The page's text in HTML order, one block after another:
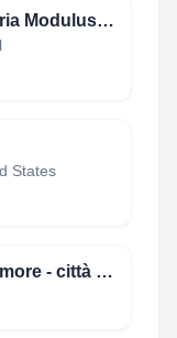
Construtora e Engenharia Modulus LTDA
States
studio di ingegneria d'amore - città di messina